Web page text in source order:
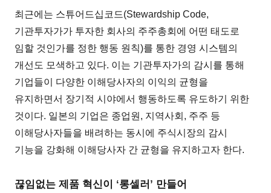
최근에는 스튜어드십코드(Stewardship Code,
기관투자가가 투자한 회사의 주주총회에 어떤 태도로
임할 것인가를 정한 행동 원칙)를 통한 경영 시스템의
개선도 모색하고 있다. 이는 기관투자가의 감시를 통해
기업들이 다양한 이해당사자의 이익의 균형을
유지하면서 장기적 시야에서 행동하도록 유도하기 위한
것이다. 일본의 기업은 종업원, 지역사회, 주주 등
이해당사자들을 배려하는 동시에 주식시장의 감시
기능을 강화해 이해당사자 간 균형을 유지하고자 한다.
끊임없는 제품 혁신이 ‘롱셀러’ 만들어